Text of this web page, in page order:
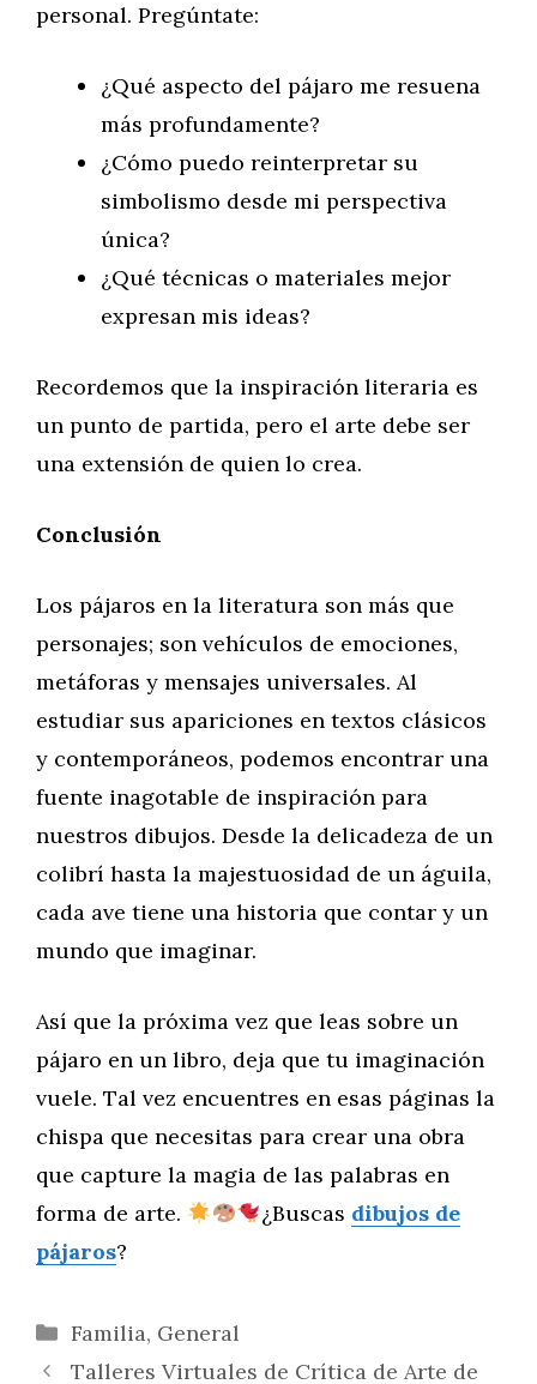
personal. Pregúntate:
¿Qué aspecto del pájaro me resuena
más profundamente?
¿Cómo puedo reinterpretar su
simbolismo desde mi perspectiva
única?
¿Qué técnicas o materiales mejor
expresan mis ideas?
Recordemos que la inspiración literaria es
un punto de partida, pero el arte debe ser
una extensión de quien lo crea.
Conclusión
Los pájaros en la literatura son más que
personajes; son vehículos de emociones,
metáforas y mensajes universales. Al
estudiar sus apariciones en textos clásicos
y contemporáneos, podemos encontrar una
fuente inagotable de inspiración para
nuestros dibujos. Desde la delicadeza de un
colibrí hasta la majestuosidad de un águila,
cada ave tiene una historia que contar y un
mundo que imaginar.
Así que la próxima vez que leas sobre un
pájaro en un libro, deja que tu imaginación
vuele. Tal vez encuentres en esas páginas la
chispa que necesitas para crear una obra
que capture la magia de las palabras en
forma de arte.
¿Buscas dibujos de
pájaros?
Categorías
Familia, General
Talleres Virtuales de Crítica de Arte de